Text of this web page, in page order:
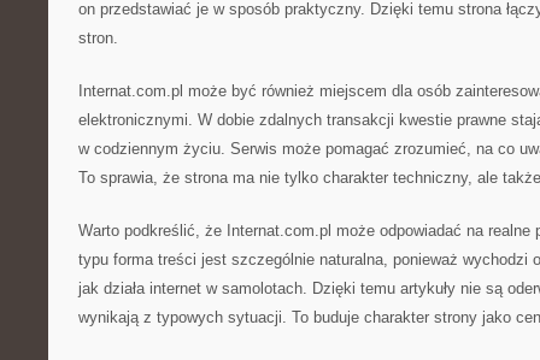
on przedstawiać je w sposób praktyczny. Dzięki temu strona
stron.
Internat.com.pl może być również miejscem dla osób
elektronicznymi. W dobie zdalnych transakcji kwestie prawne
w codziennym życiu. Serwis może pomagać zrozumieć, na co
To sprawia, że strona ma nie tylko charakter techniczny, ale
Warto podkreślić, że Internat.com.pl może odpowiadać na realne
typu forma treści jest szczególnie naturalna, ponieważ wychodzi
jak działa internet w samolotach. Dzięki temu artykuły nie są
wynikają z typowych sytuacji. To buduje charakter strony jako